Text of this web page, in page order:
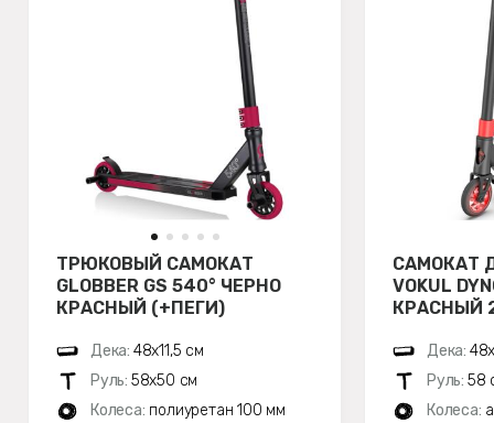
ТРЮКОВЫЙ САМОКАТ
GLOBBER GS 540° ЧЕРНО
КРАСНЫЙ (+ПЕГИ)
Дека: 48х11,5 см
Руль: 58х50 см
Колеса: полиуретан 100 мм
САМОКАТ
VOKUL
КРАСНЫЙ
Дека:
Руль: 58
Колеса: